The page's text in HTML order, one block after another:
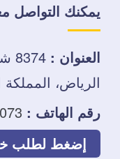
يمكنك التواصل
العنوان :
الرياض، المملكة
رقم الهاتف :
إضغط لطلب